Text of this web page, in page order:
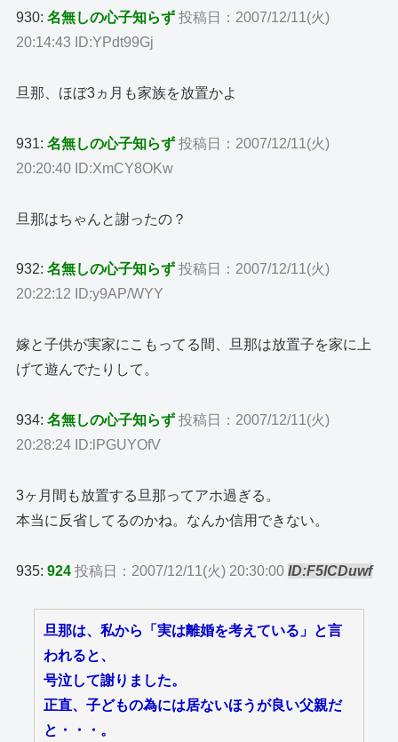
930:名無しの心子知らず 投稿日：2007/12/11(火)
20:14:43 ID:YPdt99Gj
旦那、ほぼ3ヵ月も家族を放置かよ
931:名無しの心子知らず 投稿日：2007/12/11(火)
20:20:40 ID:XmCY8OKw
旦那はちゃんと謝ったの？
932:名無しの心子知らず 投稿日：2007/12/11(火)
20:22:12 ID:y9AP/WYY
嫁と子供が実家にこもってる間、旦那は放置子を家に上
げて遊んでたりして。
934:名無しの心子知らず 投稿日：2007/12/11(火)
20:28:24 ID:lPGUYOfV
3ヶ月間も放置する旦那ってアホ過ぎる。
本当に反省してるのかね。なんか信用できない。
935:924 投稿日：2007/12/11(火) 20:30:00ID:F5lCDuwf
旦那は、私から「実は離婚を考えている」と言
われると、
号泣して謝りました。
正直、子どもの為には居ないほうが良い父親だ
と・・・。